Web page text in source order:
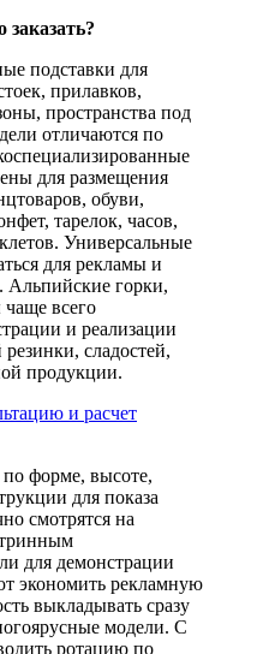
подставки для
прилавков,
пространства под
отличаются по
для размещения
обуви,
тарелок, часов,
Универсальные
для рекламы и
горки,
всего
и реализации
сладостей,
продукции.
и расчет
форме, высоте,
для показа
смотрятся на
для демонстрации
экономить рекламную
выкладывать сразу
модели. С
ротацию по